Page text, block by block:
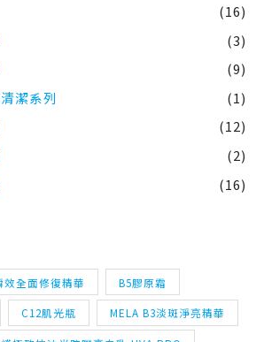
(16)
(3)
(9)
潔系列
(1)
(12)
(2)
(16)
效全面修復精華 B5膠原霜
C12肌光瓶 MELA B3淡斑淨亮精華